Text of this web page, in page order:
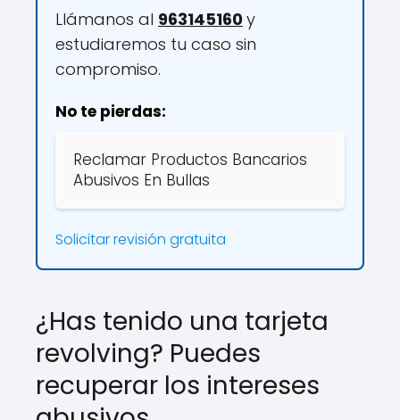
Llámanos al 963145160y
estudiaremos tu caso sin
compromiso.
No te pierdas:
Reclamar Productos Bancarios
Abusivos En Bullas
Solicitar revisión gratuita
¿Has tenido una tarjeta
revolving? Puedes
recuperar los intereses